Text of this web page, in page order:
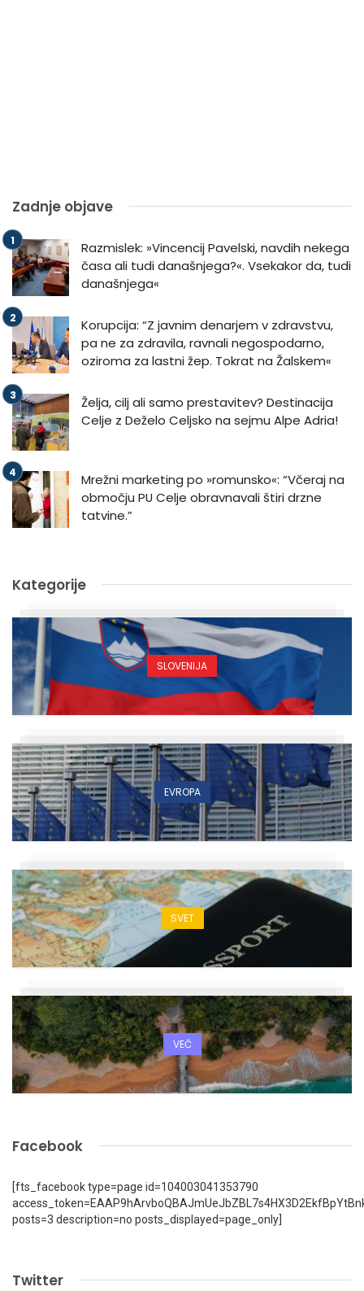
Zadnje objave
Razmislek: »Vincencij Pavelski, navdih nekega
časa ali tudi današnjega?«. Vsekakor da, tudi
današnjega«
Korupcija: “Z javnim denarjem v zdravstvu,
pa ne za zdravila, ravnali negospodarno,
oziroma za lastni žep. Tokrat na Žalskem«
Želja, cilj ali samo prestavitev? Destinacija
Celje z Deželo Celjsko na sejmu Alpe Adria!
Mrežni marketing po »romunsko«: “Včeraj na
območju PU Celje obravnavali štiri drzne
tatvine.”
Kategorije
SLOVENIJA
EVROPA
SVET
VEČ
Facebook
[fts_facebook type=page id=104003041353790
posts=3 description=no posts_displayed=page_only]
Twitter